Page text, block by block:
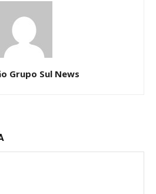
Grupo Sul News